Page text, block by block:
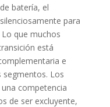
batería, el
para
que muchos
está
e
segmentos. Los
competencia
de ser excluyente,